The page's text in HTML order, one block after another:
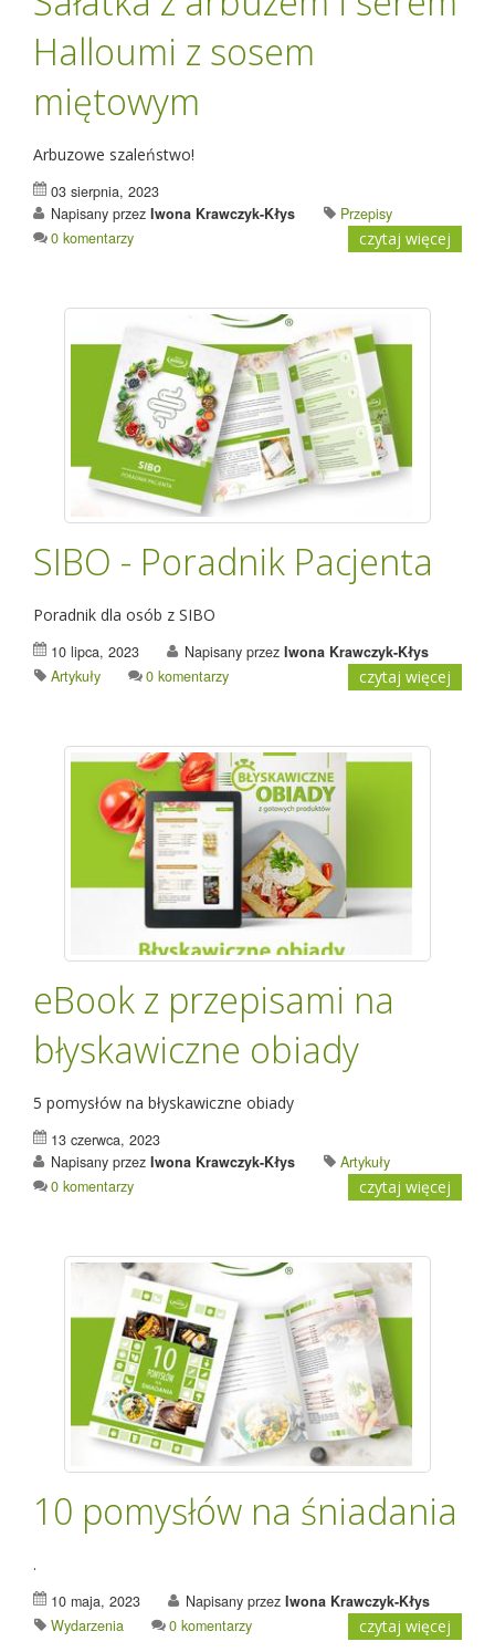
Halloumi z sosem
miętowym
Arbuzowe szaleństwo!
03 sierpnia, 2023
Napisany przez Iwona Krawczyk-Kłys
Przepisy
0 komentarzy
czytaj więcej
SIBO - Poradnik Pacjenta
Poradnik dla osób z SIBO
10 lipca, 2023 Napisany przez Iwona Krawczyk-Kłys
Artykuły
0 komentarzy czytaj więcej
eBook z przepisami na
błyskawiczne obiady
5 pomysłów na błyskawiczne obiady
13 czerwca, 2023
Napisany przez Iwona Krawczyk-Kłys
Artykuły
0 komentarzy
czytaj więcej
10 pomysłów na śniadania
.
10 maja, 2023 Napisany przez Iwona Krawczyk-Kłys
Wydarzenia
0 komentarzy czytaj więcej